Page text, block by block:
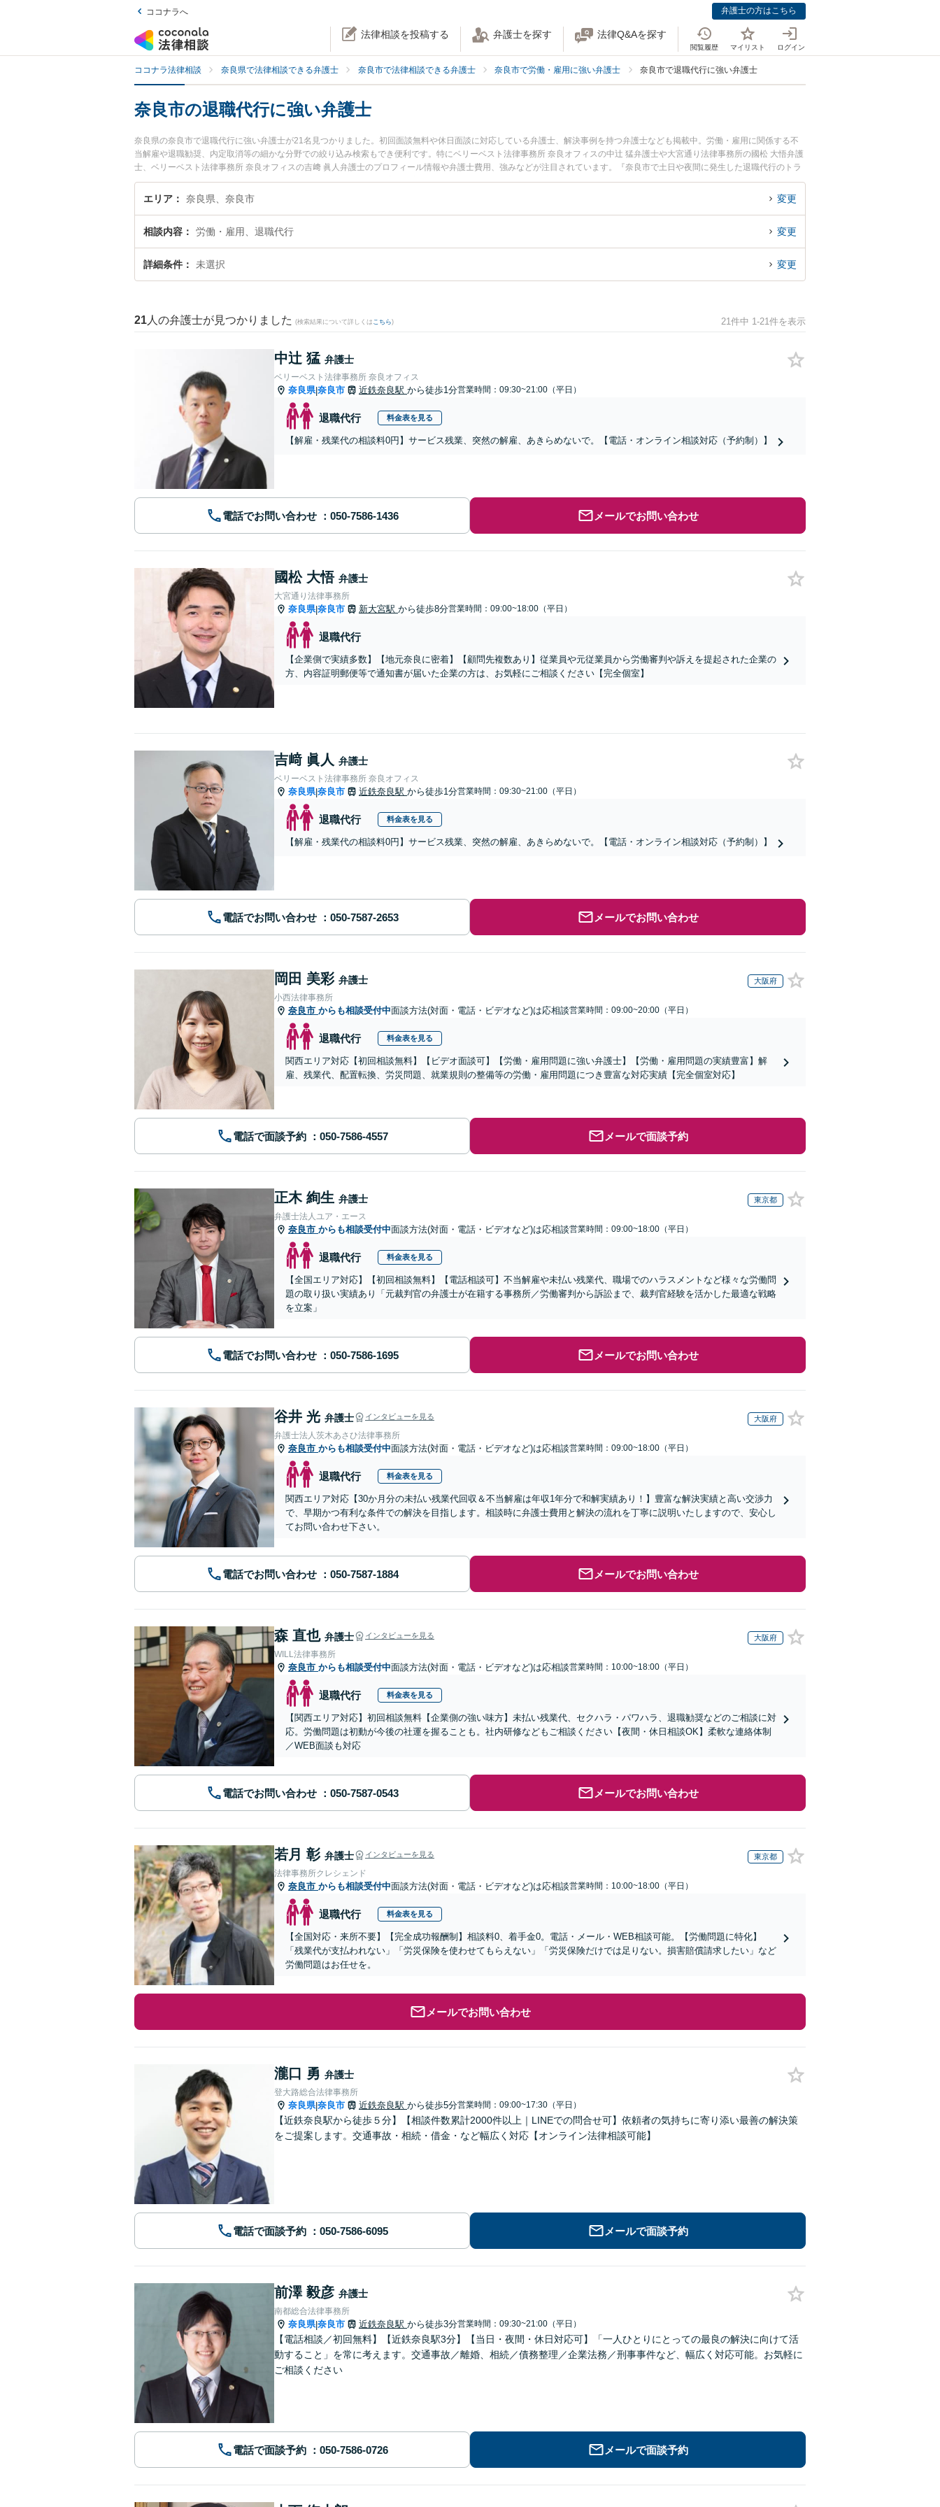
ココナラへ 弁護士の方はこちら
法律相談を投稿する 弁護士を探す 法律Q&Aを探す
閲覧履歴 マイリスト ログイン
ココナラ法律相談 奈良県で法律相談できる弁護士 奈良市で法律相談できる弁護士 奈良市で労働・雇用に強い弁護士 奈良市で退職代行に強い弁護士
奈良市の退職代行に強い弁護士
奈良県の奈良市で退職代行に強い弁護士が21名見つかりました。初回面談無料や休日面談に対応している弁護士、解決事例を持つ弁護士なども掲載中。労働・雇用に関係する不
当解雇や退職勧奨、内定取消等の細かな分野での絞り込み検索もでき便利です。特にベリーベスト法律事務所 奈良オフィスの中辻 猛弁護士や大宮通り法律事務所の國松 大悟弁護
士、ベリーベスト法律事務所 奈良オフィスの吉﨑 眞人弁護士のプロフィール情報や弁護士費用、強みなどが注目されています。『奈良市で土日や夜間に発生した退職代行のトラ
ブルを今すぐに弁護士に相談したい』『退職代行のトラブル解決の実績豊富な近くの弁護士を検索したい』『初回相談無料で退職代行を法律相談できる奈良市内の弁護士に相談予
約したい』などでお困りの相談者さんにおすすめです。
エリア 奈良県、奈良市 変更
相談内容 労働・雇用、退職代行 変更
詳細条件 未選択 変更
21 人の弁護士が見つかりました (検索結果について詳しくは こちら) 21件中 1-21件を表示
中辻 猛 弁護士
ベリーベスト法律事務所 奈良オフィス
奈良県|奈良市 近鉄奈良駅 から徒歩1分営業時間：09:30~21:00（平日）
退職代行 料金表を見る
【解雇・残業代の相談料0円】サービス残業、突然の解雇、あきらめないで。【電話・オンライン相談対応（予約制）】
電話でお問い合わせ メールでお問い合わせ
國松 大悟 弁護士
大宮通り法律事務所
奈良県|奈良市 新大宮駅 から徒歩8分営業時間：09:00~18:00（平日）
退職代行
【企業側で実績多数】【地元奈良に密着】【顧問先複数あり】従業員や元従業員から労働審判や訴えを提起された企業の
方、内容証明郵便等で通知書が届いた企業の方は、お気軽にご相談ください【完全個室】
吉﨑 眞人 弁護士
ベリーベスト法律事務所 奈良オフィス
奈良県|奈良市 近鉄奈良駅 から徒歩1分営業時間：09:30~21:00（平日）
退職代行 料金表を見る
【解雇・残業代の相談料0円】サービス残業、突然の解雇、あきらめないで。【電話・オンライン相談対応（予約制）】
電話でお問い合わせ メールでお問い合わせ
岡田 美彩 弁護士 大阪府
小西法律事務所
奈良市 からも相談受付中面談方法(対面・電話・ビデオなど)は応相談営業時間：09:00~20:00（平日）
退職代行 料金表を見る
関西エリア対応【初回相談無料】【ビデオ面談可】【労働・雇用問題に強い弁護士】【労働・雇用問題の実績豊富】解
雇、残業代、配置転換、労災問題、就業規則の整備等の労働・雇用問題につき豊富な対応実績【完全個室対応】
電話で面談予約 メールで面談予約
正木 絢生 弁護士 東京都
弁護士法人ユア・エース
奈良市 からも相談受付中面談方法(対面・電話・ビデオなど)は応相談営業時間：09:00~18:00（平日）
退職代行 料金表を見る
【全国エリア対応】【初回相談無料】【電話相談可】不当解雇や未払い残業代、職場でのハラスメントなど様々な労働問
題の取り扱い実績あり「元裁判官の弁護士が在籍する事務所／労働審判から訴訟まで、裁判官経験を活かした最適な戦略
を立案」
電話でお問い合わせ メールでお問い合わせ
谷井 光 弁護士 インタビューを見る 大阪府
弁護士法人茨木あさひ法律事務所
奈良市 からも相談受付中面談方法(対面・電話・ビデオなど)は応相談営業時間：09:00~18:00（平日）
退職代行 料金表を見る
関西エリア対応【30か月分の未払い残業代回収＆不当解雇は年収1年分で和解実績あり！】豊富な解決実績と高い交渉力
で、早期かつ有利な条件での解決を目指します。相談時に弁護士費用と解決の流れを丁寧に説明いたしますので、安心し
てお問い合わせ下さい。
電話でお問い合わせ メールでお問い合わせ
森 直也 弁護士 インタビューを見る 大阪府
WILL法律事務所
奈良市 からも相談受付中面談方法(対面・電話・ビデオなど)は応相談営業時間：10:00~18:00（平日）
退職代行 料金表を見る
【関西エリア対応】初回相談無料【企業側の強い味方】未払い残業代、セクハラ・パワハラ、退職勧奨などのご相談に対
応。労働問題は初動が今後の社運を握ることも。社内研修などもご相談ください【夜間・休日相談OK】柔軟な連絡体制
／WEB面談も対応
電話でお問い合わせ メールでお問い合わせ
若月 彰 弁護士 インタビューを見る 東京都
法律事務所クレシェンド
奈良市 からも相談受付中面談方法(対面・電話・ビデオなど)は応相談営業時間：10:00~18:00（平日）
退職代行 料金表を見る
【全国対応・来所不要】【完全成功報酬制】相談料0、着手金0。電話・メール・WEB相談可能。【労働問題に特化】
「残業代が支払われない」「労災保険を使わせてもらえない」「労災保険だけでは足りない。損害賠償請求したい」など
労働問題はお任せを。
メールでお問い合わせ
瀧口 勇 弁護士
登大路総合法律事務所
奈良県|奈良市 近鉄奈良駅 から徒歩5分営業時間：09:00~17:30（平日）
【近鉄奈良駅から徒歩５分】【相談件数累計2000件以上｜LINEでの問合せ可】依頼者の気持ちに寄り添い最善の解決策
をご提案します。交通事故・相続・借金・など幅広く対応【オンライン法律相談可能】
電話で面談予約 メールで面談予約
前澤 毅彦 弁護士
南都総合法律事務所
奈良県|奈良市 近鉄奈良駅 から徒歩3分営業時間：09:30~21:00（平日）
【電話相談／初回無料】【近鉄奈良駅3分】【当日・夜間・休日対応可】「一人ひとりにとっての最良の解決に向けて活
動すること」を常に考えます。交通事故／離婚、相続／債務整理／企業法務／刑事事件など、幅広く対応可能。お気軽に
ご相談ください
電話で面談予約 メールで面談予約